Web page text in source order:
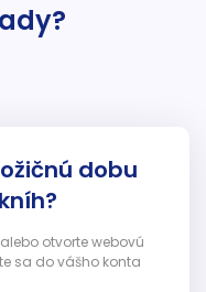
dobu
otvorte webovú
sa do vášho konta